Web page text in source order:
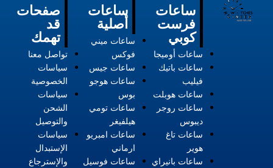
صفحات
قد
تهمك
تواصل معنا
سياسات
الخصوصية
سياسات
الشحن
والتوصيل
سياسات
الإستبدال
والإسترجاع
ساعات
أصلية
ساعات ميني
فوكس
ساعات جيس
ساعات هوجو
بوس
ساعات تومي
هيلفيغر
ساعات امبريو
ارماني
ساعات فوسيل
ساعات
فرست
كوبي
ساعات أوميجا
ساعات باتيك
فيليب
ساعات هوبلت
ساعات روجر
ديبوس
ساعات تاغ
هوير
ساعات بانيراي